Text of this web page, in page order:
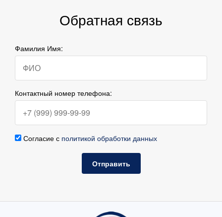
Обратная связь
Фамилия Имя:
Контактный номер телефона:
Согласие с политикой обработки данных
Отправить